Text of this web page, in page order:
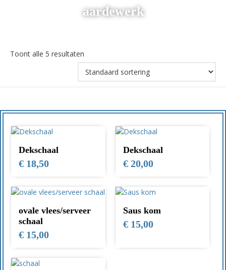
aardewerk
Toont alle 5 resultaten
Dekschaal
€ 18,50
Dekschaal
€20,00
ovale vlees/serveer
schaal
€ 15,00
Saus kom
€15,00